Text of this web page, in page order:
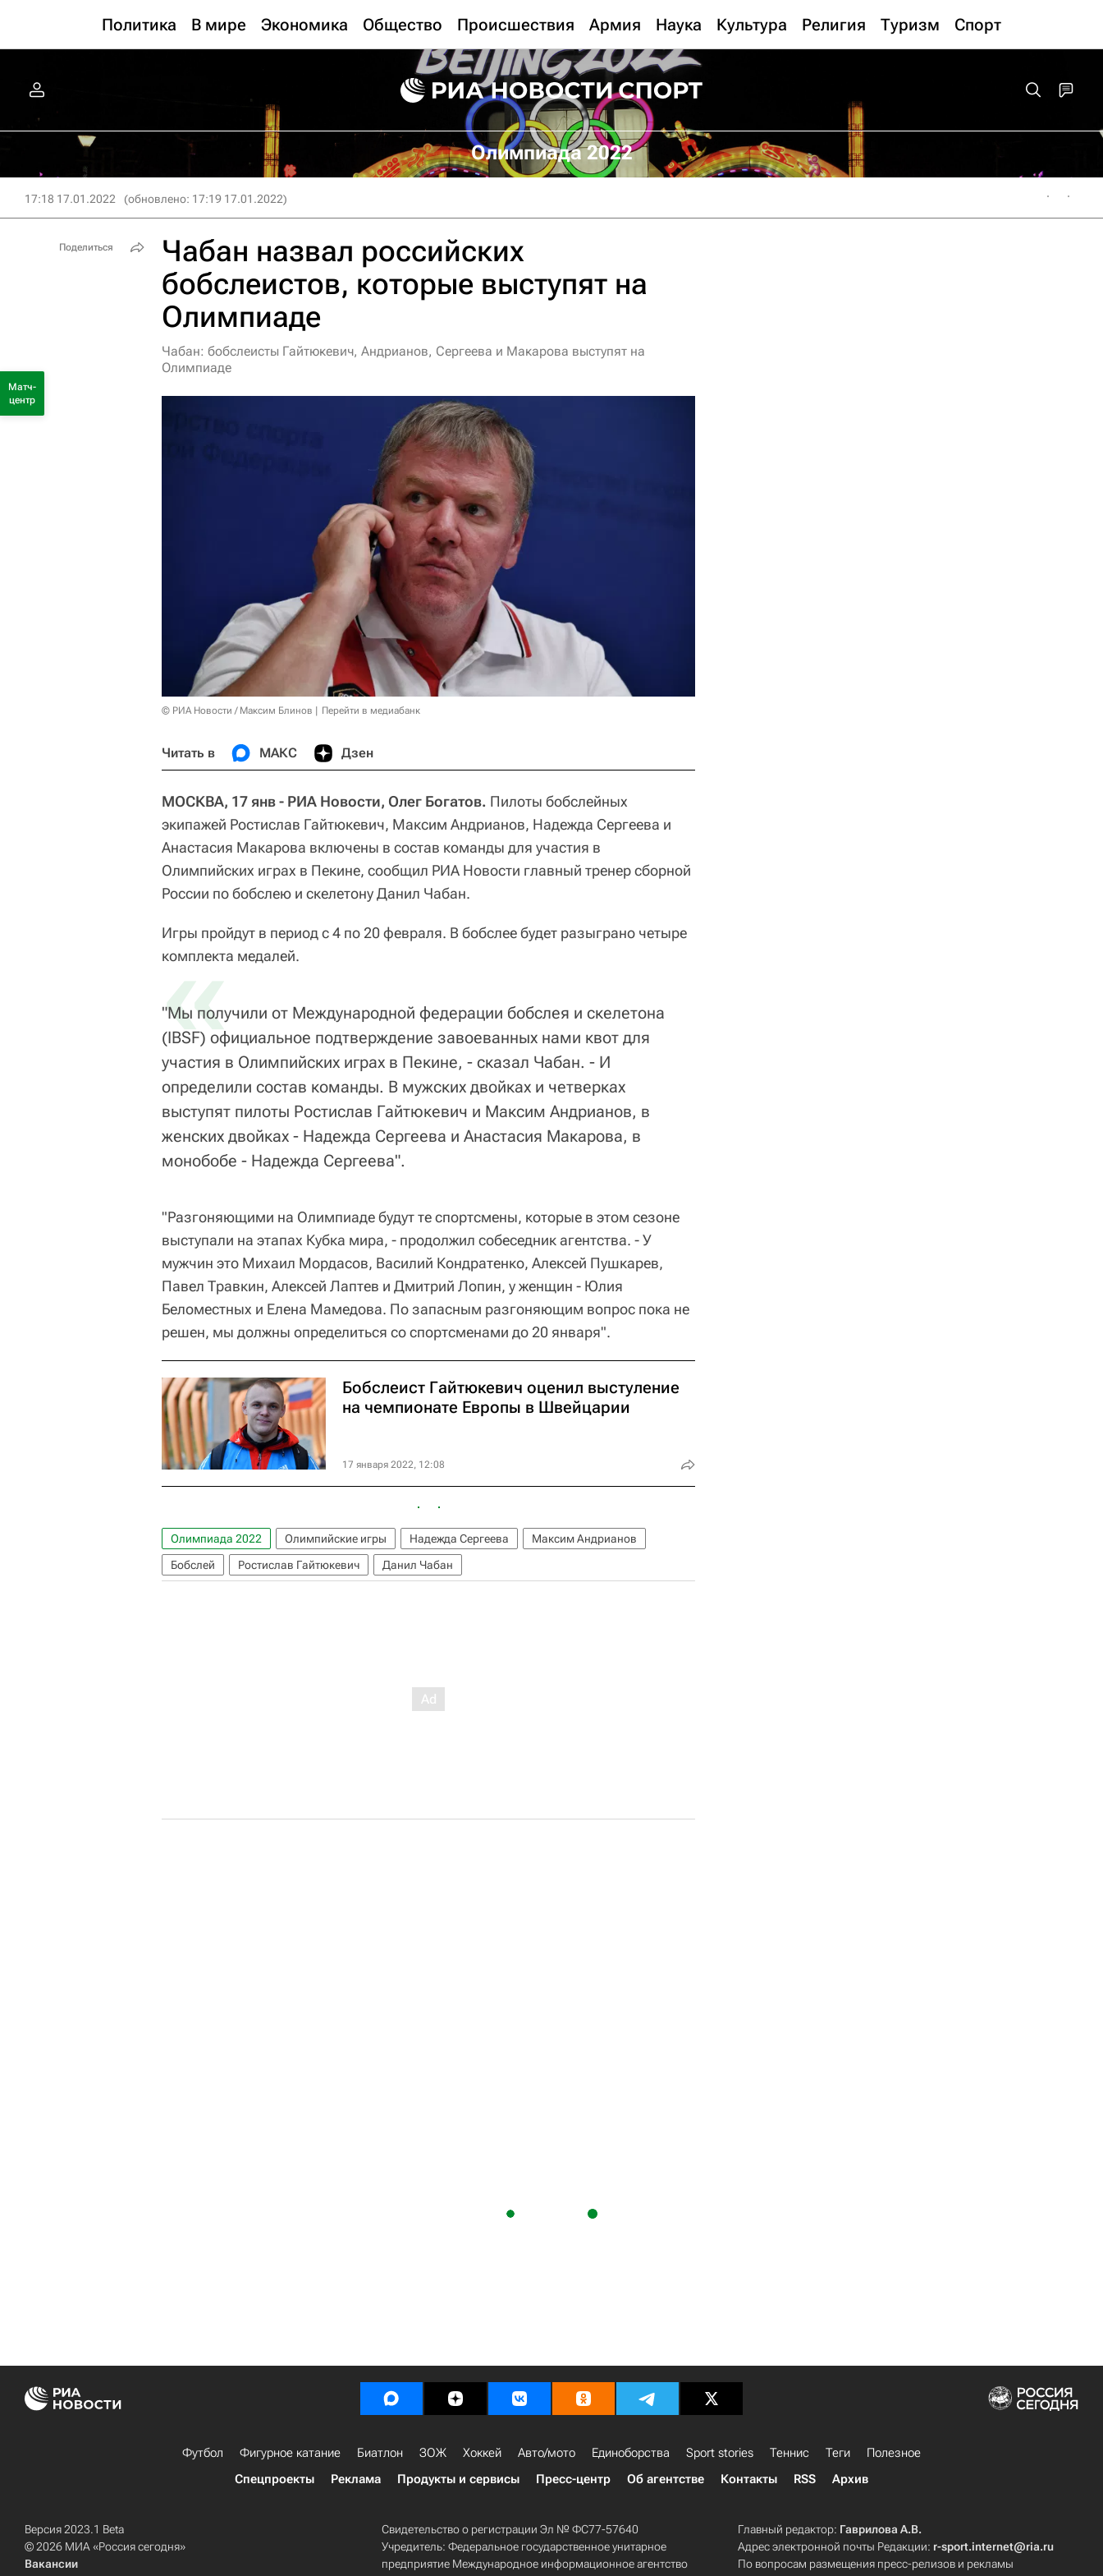
Политика В мире Экономика Общество Происшествия Армия Наука Культура Религия Туризм Спорт
Олимпиада 2022
17:18 17.01.2022 (обновлено: 17:19 17.01.2022)
Чабан назвал российских
бобслеистов, которые выступят на
Олимпиаде
Чабан: бобслеисты Гайтюкевич, Андрианов, Сергеева и Макарова выступят на
Олимпиаде
© РИА Новости / Максим Блинов Перейти в медиабанк
Читать в МАКС Дзен
МОСКВА, 17 янв - РИА Новости, Олег Богатов. Пилоты бобслейных
экипажей Ростислав Гайтюкевич, Максим Андрианов, Надежда Сергеева и
Анастасия Макарова включены в состав команды для участия в
Олимпийских играх в Пекине, сообщил РИА Новости главный тренер сборной
России по бобслею и скелетону Данил Чабан.
Игры пройдут в период с 4 по 20 февраля. В бобслее будет разыграно четыре
комплекта медалей.
«
"Мы получили от Международной федерации бобслея и скелетона
(IBSF) официальное подтверждение завоеванных нами квот для
участия в Олимпийских играх в Пекине, - сказал Чабан. - И
определили состав команды. В мужских двойках и четверках
выступят пилоты Ростислав Гайтюкевич и Максим Андрианов, в
женских двойках - Надежда Сергеева и Анастасия Макарова, в
монобобе - Надежда Сергеева".
"Разгоняющими на Олимпиаде будут те спортсмены, которые в этом сезоне
выступали на этапах Кубка мира, - продолжил собеседник агентства. - У
мужчин это Михаил Мордасов, Василий Кондратенко, Алексей Пушкарев,
Павел Травкин, Алексей Лаптев и Дмитрий Лопин, у женщин - Юлия
Беломестных и Елена Мамедова. По запасным разгоняющим вопрос пока не
решен, мы должны определиться со спортсменами до 20 января".
Бобслеист Гайтюкевич оценил выстуление
на чемпионате Европы в Швейцарии
17 января 2022, 12:08
Олимпиада 2022 Олимпийские игры Надежда Сергеева
Максим Андрианов
Бобслей
Ростислав Гайтюкевич Данил Чабан
Поделиться
Матч-
центр
Футбол Фигурное катание Биатлон ЗОЖ Хоккей Авто/мото Единоборства Sport stories Теннис Теги
Полезное
Спецпроекты
Реклама Продукты и сервисы Пресс-центр Об агентстве Контакты RSS Архив
Версия 2023.1 Beta
© 2026 МИА «Россия сегодня»
Вакансии
Свидетельство о регистрации Эл № ФС77-57640
Учредитель: Федеральное государственное унитарное
предприятие Международное информационное агентство
Главный редактор: Гаврилова А.В.
Адрес электронной почты Редакции: r-sport.internet@ria.ru
По вопросам размещения пресс-релизов и рекламы